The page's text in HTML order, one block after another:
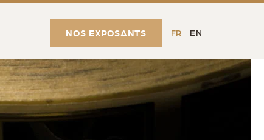
NOS EXPOSANTS FR EN